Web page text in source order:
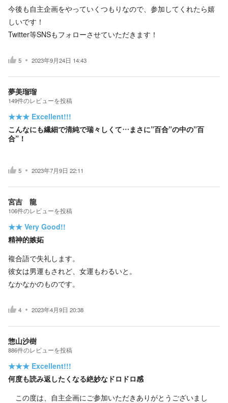
今後も自主企画をやっていくつもりなので、参加してくれたら嬉
しいです！
Twitter等SNSもフォローさせていただきます！
5 2023年9月24日 14:43
夢美瑠瑠
149件のレビューを投稿
★★★ Excellent!!!
こんなにも繊細で清純で瑞々しくて…まさに”百合”の中の”百
合”！
5 2023年7月9日 22:11
宮吉 龍
106件のレビューを投稿
★★ Very Good!!
精神的嫉妬
複合語で失礼します。
彼女は男運もされど、女運もわるいと。
なかなかのものです。
4 2023年4月9日 20:38
惣山沙樹
886件のレビューを投稿
★★★ Excellent!!!
何度も読み返したくなる絶妙なドロドロ感
この度は、自主企画にご参加いただきありがとうございまし